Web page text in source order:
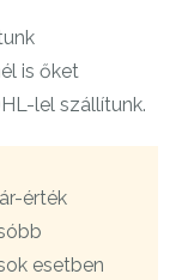
is őket
lel szállítunk.
érték
esetben